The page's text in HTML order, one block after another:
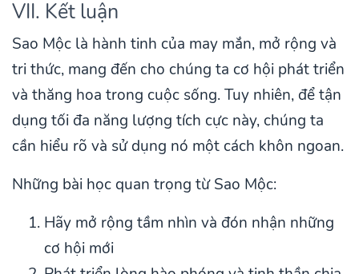
VII. Kết luận
Sao Mộc là hành tinh của may mắn, mở rộng và
tri thức, mang đến cho chúng ta cơ hội phát triển
và thăng hoa trong cuộc sống. Tuy nhiên, để tận
dụng tối đa năng lượng tích cực này, chúng ta
cần hiểu rõ và sử dụng nó một cách khôn ngoan.
Những bài học quan trọng từ Sao Mộc:
Hãy mở rộng tầm nhìn và đón nhận những
cơ hội mới